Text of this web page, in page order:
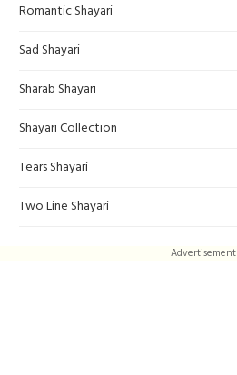
Romantic Shayari
Sad Shayari
Sharab Shayari
Shayari Collection
Tears Shayari
Two Line Shayari
Advertisement